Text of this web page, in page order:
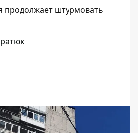
продолжает штурмовать